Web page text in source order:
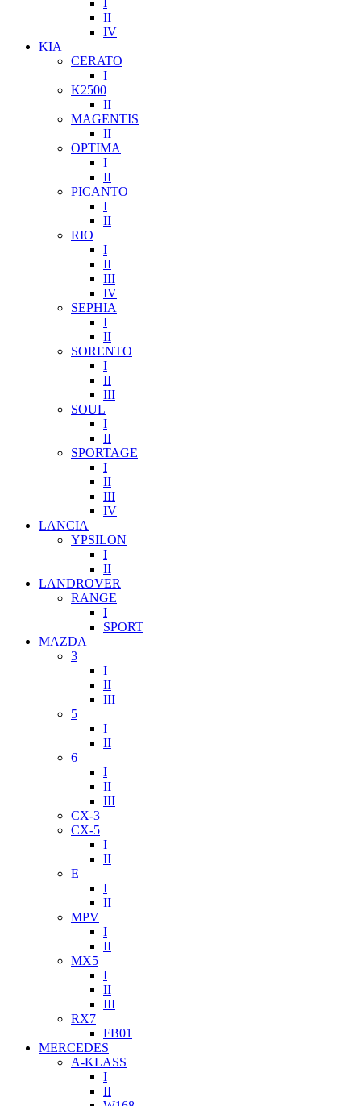
I
II
IV
KIA
CERATO
I
K2500
II
MAGENTIS
II
OPTIMA
I
II
PICANTO
I
II
RIO
I
II
III
IV
SEPHIA
I
II
SORENTO
I
II
III
SOUL
I
II
SPORTAGE
I
II
III
IV
LANCIA
YPSILON
I
II
LANDROVER
RANGE
I
SPORT
MAZDA
3
I
II
III
5
I
II
6
I
II
III
CX-3
CX-5
I
II
E
I
II
MPV
I
II
MX5
I
II
III
RX7
FB01
MERCEDES
A-KLASS
I
II